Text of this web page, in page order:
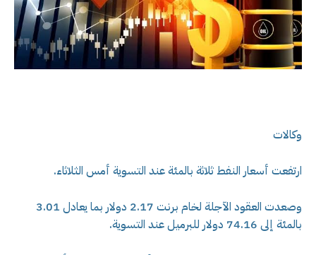
وكالات
ارتفعت أسعار النفط ثلاثة بالمئة عند التسوية أمس الثلاثاء.
وصعدت العقود الآجلة لخام برنت 2.17 دولار بما يعادل 3.01
بالمئة إلى 74.16 دولار للبرميل عند ‌التسوية.